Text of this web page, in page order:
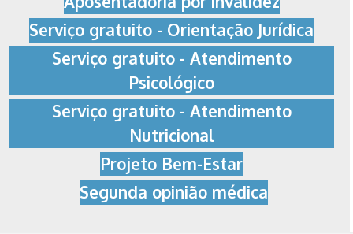
Serviço gratuito - Orientação Jurídica
Serviço gratuito - Atendimento
Psicológico
Serviço gratuito - Atendimento
Nutricional
Projeto Bem-Estar
Segunda opinião médica